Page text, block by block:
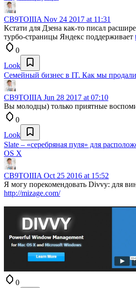
CB9TOIIIA Nov 24 2017 at 11:31
Кстати для Дзена как-то писал
турбо-страницы Яндекс поддерживает
0
Look
Семейный бизнес в IT. Как мы продали
CB9TOIIIA Jun 28 2017 at 07:10
Вы молодцы) только приятные
0
Look
Slate – «серебряная пуля» для
OS X
CB9TOIIIA Oct 25 2016 at 15:52
Я могу порекомендовать Divvy: для
http://mizage.com/
0